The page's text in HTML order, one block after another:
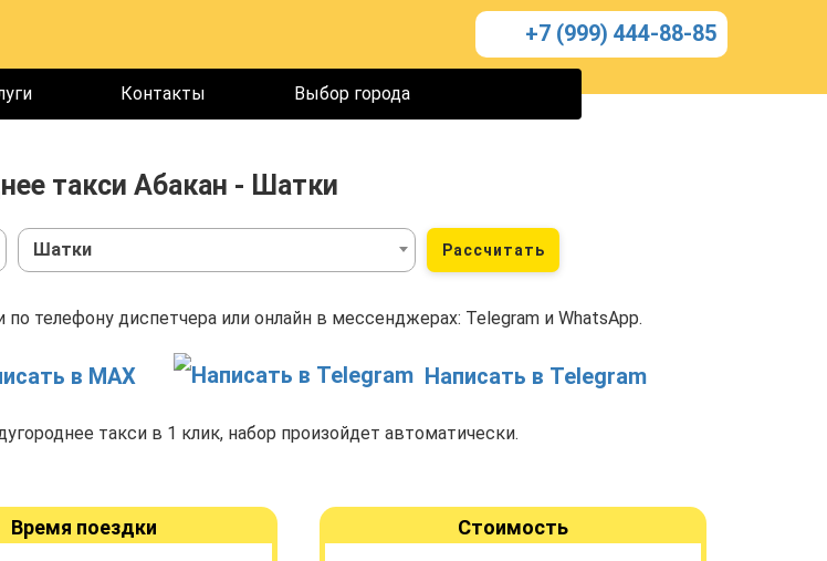
+7 (999) 444-88-85
Контакты Выбор города
такси Абакан - Шатки
Шатки Рассчитать
телефону диспетчера или онлайн в мессенджерах: Telegram и WhatsApp.
в MAX Написать в Telegram
такси в 1 клик, набор произойдет автоматически.
Время поездки Стоимость